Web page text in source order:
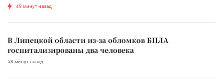
49 минут назад
В Липецкой области из-за обломков БПЛА
госпитализированы два человека
58 минут назад